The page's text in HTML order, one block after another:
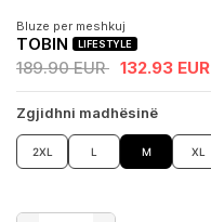
Bluze per meshkuj
TOBIN LIFESTYLE
189.90 EUR 132.93 EUR
Zgjidhni madhësinë
2XL L M XL